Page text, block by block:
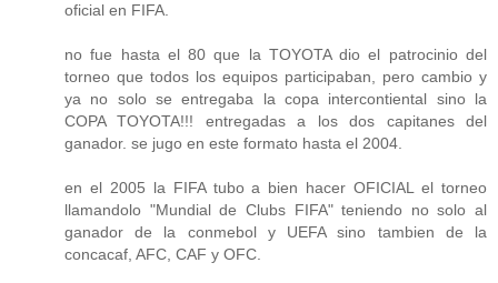
oficial en FIFA.
no fue hasta el 80 que la TOYOTA dio el patrocinio del
torneo que todos los equipos participaban, pero cambio y
ya no solo se entregaba la copa intercontiental sino la
COPA TOYOTA!!! entregadas a los dos capitanes del
ganador. se jugo en este formato hasta el 2004.
en el 2005 la FIFA tubo a bien hacer OFICIAL el torneo
llamandolo "Mundial de Clubs FIFA" teniendo no solo al
ganador de la conmebol y UEFA sino tambien de la
concacaf, AFC, CAF y OFC.